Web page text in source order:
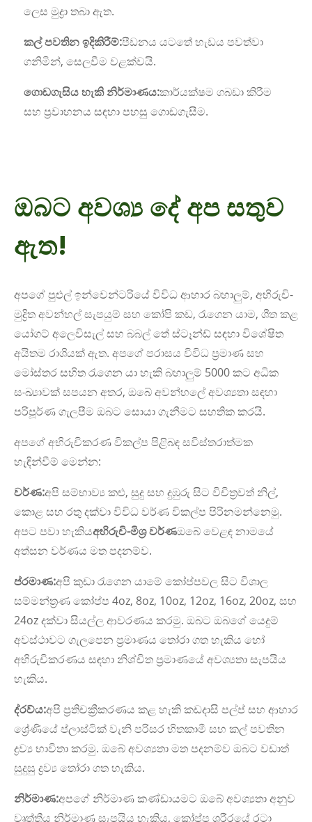
ලෙස මුද්‍රා තබා ඇත.
කල් පවතින ඉදිකිරීම්:පීඩනය යටතේ හැඩය පවත්වා
ගනිමින්, සෙලවීම වළක්වයි.
ගොඩගැසිය හැකි නිර්මාණය:කාර්යක්ෂම ගබඩා කිරීම
සහ ප්‍රවාහනය සඳහා පහසු ගොඩගැසීම.
ඔබට අවශ්‍ය දේ අප සතුව
ඇත!
අපගේ පුළුල් ඉන්වෙන්ටරියේ විවිධ ආහාර බහාලුම්, අභිරුචි-
මුද්‍රිත අවන්හල් සැපයුම් සහ කෝපි කඩ, රැගෙන යාම, ශීත කළ
යෝගට් අලෙවිසැල් සහ බබල් තේ ස්ටෑන්ඩ් සඳහා විශේෂිත
අයිතම රාශියක් ඇත. අපගේ පරාසය විවිධ ප්‍රමාණ සහ
මෝස්තර සහිත රැගෙන යා හැකි බහාලුම් 5000 කට අධික
සංඛ්‍යාවක් සපයන අතර, ඔබේ අවන්හලේ අවශ්‍යතා සඳහා
පරිපූර්ණ ගැලපීම ඔබට සොයා ගැනීමට සහතික කරයි.
අපගේ අභිරුචිකරණ විකල්ප පිළිබඳ සවිස්තරාත්මක
හැඳින්වීම් මෙන්න:
වර්ණ:අපි සම්භාව්‍ය කළු, සුදු සහ දුඹුරු සිට විචිත්‍රවත් නිල්,
කොළ සහ රතු දක්වා විවිධ වර්ණ විකල්ප පිරිනමන්නෙමු.
අපට පවා හැකියඅභිරුචි-මිශ්‍ර වර්ණඔබේ වෙළඳ නාමයේ
අත්සන වර්ණය මත පදනම්ව.
ප්රමාණ:අපි කුඩා රැගෙන යාමේ කෝප්පවල සිට විශාල
සම්මන්ත්‍රණ කෝප්ප 4oz, 8oz, 10oz, 12oz, 16oz, 20oz, සහ
24oz දක්වා සියල්ල ආවරණය කරමු. ඔබට ඔබගේ යෙදුම්
අවස්ථාවට ගැලපෙන ප්‍රමාණය තෝරා ගත හැකිය හෝ
අභිරුචිකරණය සඳහා නිශ්චිත ප්‍රමාණයේ අවශ්‍යතා සැපයිය
හැකිය.
ද්රව්ය:අපි ප්‍රතිචක්‍රීකරණය කළ හැකි කඩදාසි පල්ප් සහ ආහාර
ශ්‍රේණියේ ප්ලාස්ටික් වැනි පරිසර හිතකාමී සහ කල් පවතින
ද්‍රව්‍ය භාවිතා කරමු. ඔබේ අවශ්‍යතා මත පදනම්ව ඔබට වඩාත්
සුදුසු ද්‍රව්‍ය තෝරා ගත හැකිය.
නිර්මාණ:අපගේ නිර්මාණ කණ්ඩායමට ඔබේ අවශ්‍යතා අනුව
වෘත්තීය නිර්මාණ සැපයිය හැකිය, කෝප්ප ශරීරයේ රටා